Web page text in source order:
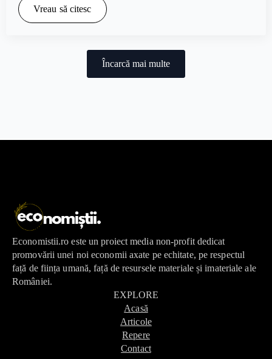
Vreau să citesc
Încarcă mai multe
Economistii.ro este un proiect media non-profit dedicat
promovării unei noi economii axate pe echitate, pe respectul
față de ființa umană, față de resursele materiale și imateriale ale
României.
EXPLORE
Acasă
Articole
Repere
Contact